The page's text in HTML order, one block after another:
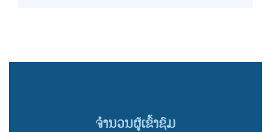
ຈຳນວນຜູ້ເຂົ້າຊົມ